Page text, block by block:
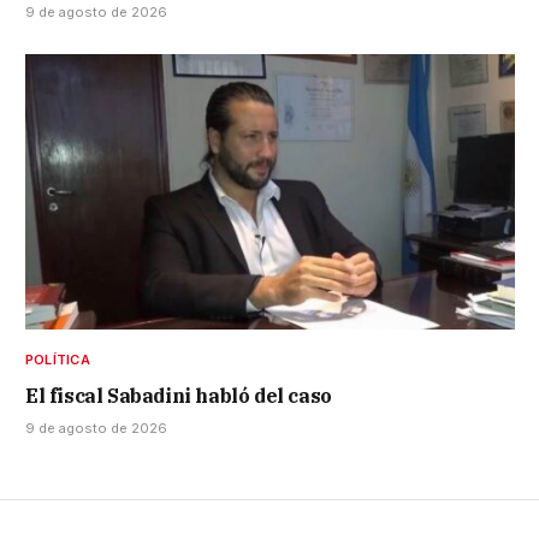
9 de agosto de 2026
POLÍTICA
El fiscal Sabadini habló del caso
9 de agosto de 2026